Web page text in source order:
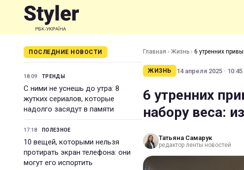
ПОСЛЕДНИЕ НОВОСТИ
18:09 ТРЕНДЫ
С ними не уснешь до утра: 8
жутких сериалов, которые
надолго засядут в памяти
17:18 ПОЛЕЗНОЕ
10 вещей, которыми нельзя
протирать экран телефона: они
могут его испортить
Главная › Жизнь › 6 утренних
ЖИЗНЬ 14 апреля 2025 · 10:45
6 утренних
набору веса:
Татьяна Самарук
редактор ленты новостей